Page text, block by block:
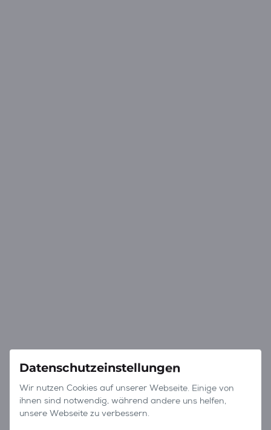
Datenschutzeinstellungen
Wir nutzen Cookies auf unserer Webseite. Einige von
ihnen sind notwendig, während andere uns helfen,
unsere Webseite zu verbessern.